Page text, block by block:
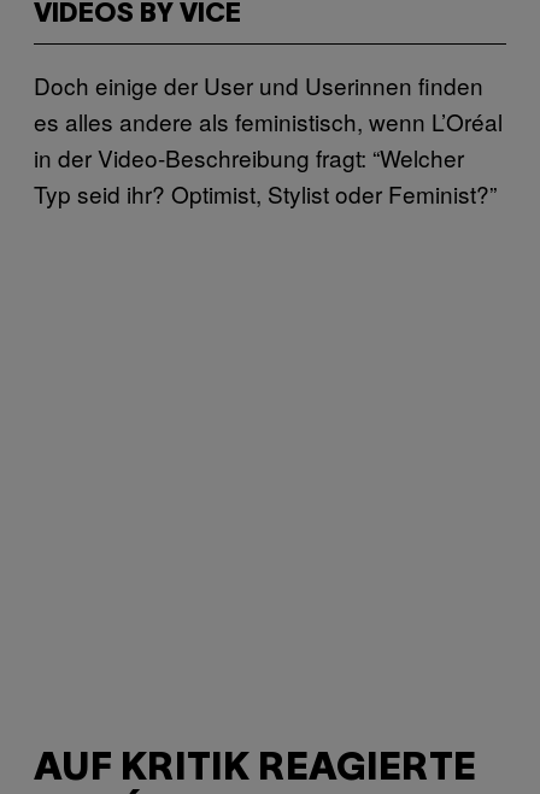
VIDEOS BY VICE
Doch einige der User und Userinnen finden
es alles andere als feministisch, wenn L’Oréal
in der Video-Beschreibung fragt: “Welcher
Typ seid ihr? Optimist, Stylist oder Feminist?”
AUF KRITIK REAGIERTE